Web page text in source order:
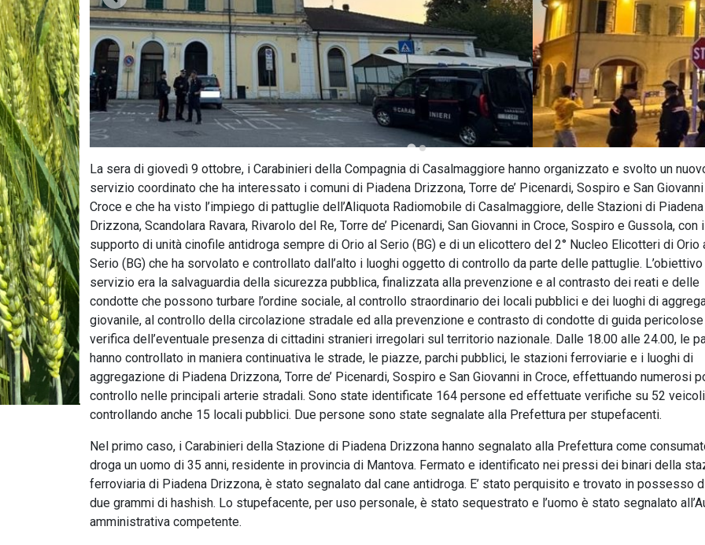
La sera di giovedì 9 ottobre, i Carabinieri della Compagnia di Casalmaggiore hanno organizzato e svolto un
servizio coordinato che ha interessato i comuni di Piadena Drizzona, Torre de’ Picenardi, Sospiro e San
Croce e che ha visto l’impiego di pattuglie dell’Aliquota Radiomobile di Casalmaggiore, delle Stazioni di Piadena
Drizzona, Scandolara Ravara, Rivarolo del Re, Torre de’ Picenardi, San Giovanni in Croce, Sospiro e Gussola, con
supporto di unità cinofile antidroga sempre di Orio al Serio (BG) e di un elicottero del 2° Nucleo Elicotteri di Orio
Serio (BG) che ha sorvolato e controllato dall’alto i luoghi oggetto di controllo da parte delle pattuglie.
servizio era la salvaguardia della sicurezza pubblica, finalizzata alla prevenzione e al contrasto dei reati e delle
condotte che possono turbare l’ordine sociale, al controllo straordinario dei locali pubblici e dei luoghi di
giovanile, al controllo della circolazione stradale ed alla prevenzione e contrasto di condotte di guida
verifica dell’eventuale presenza di cittadini stranieri irregolari sul territorio nazionale. Dalle 18.00 alle 24.00, le
hanno controllato in maniera continuativa le strade, le piazze, parchi pubblici, le stazioni ferroviarie e i luoghi di
aggregazione di Piadena Drizzona, Torre de’ Picenardi, Sospiro e San Giovanni in Croce, effettuando numerosi
controllo nelle principali arterie stradali. Sono state identificate 164 persone ed effettuate verifiche su 52
controllando anche 15 locali pubblici. Due persone sono state segnalate alla Prefettura per stupefacenti.
Nel primo caso, i Carabinieri della Stazione di Piadena Drizzona hanno segnalato alla Prefettura come
droga un uomo di 35 anni, residente in provincia di Mantova. Fermato e identificato nei pressi dei binari della
ferroviaria di Piadena Drizzona, è stato segnalato dal cane antidroga. E’ stato perquisito e trovato in possesso
due grammi di hashish. Lo stupefacente, per uso personale, è stato sequestrato e l’uomo è stato segnalato
amministrativa competente.